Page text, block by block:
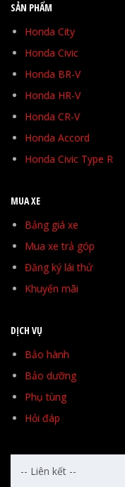
SẢN PHẨM
Honda City
Honda Civic
Honda BR-V
Honda HR-V
Honda CR-V
Honda Accord
Honda Civic Type R
MUA XE
Bảng giá xe
Mua xe trả góp
Đăng ký lái thử
Khuyến mãi
DỊCH VỤ
Bảo hành
Bảo dưỡng
Phụ tùng
Hỏi đáp
-- Liên kết --